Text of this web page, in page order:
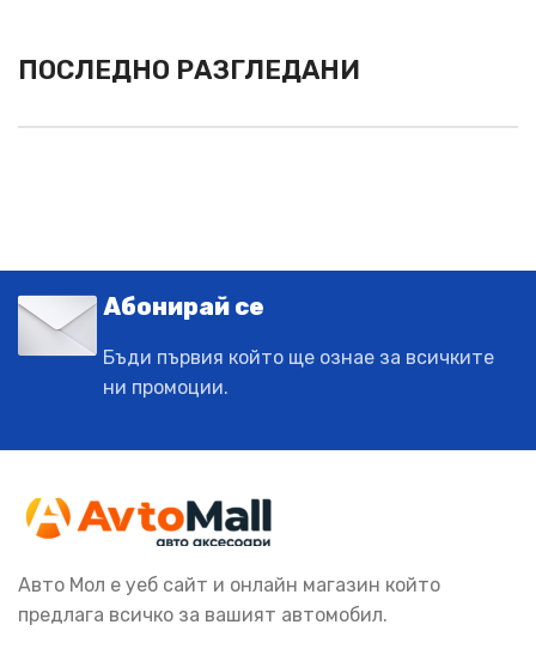
ПОСЛЕДНО РАЗГЛЕДАНИ
Абонирай се
Бъди първия който ще ознае за всичките
ни промоции.
Авто Мол е уеб сайт и онлайн магазин който
предлага всичко за вашият автомобил.